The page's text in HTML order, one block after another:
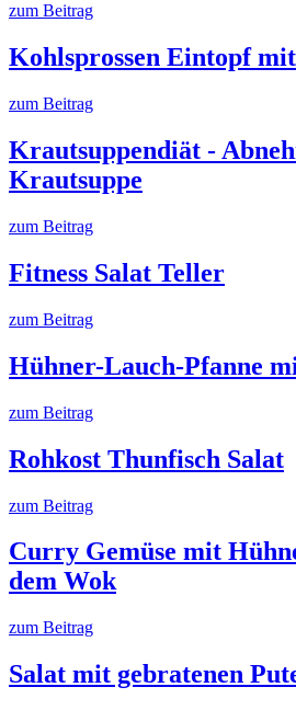
zum Beitrag
Kohlsprossen Eintopf
zum Beitrag
Krautsuppendiät -
Krautsuppe
zum Beitrag
Fitness Salat Teller
zum Beitrag
Hühner-Lauch-Pfanne
zum Beitrag
Rohkost Thunfisch Salat
zum Beitrag
Curry Gemüse mit
dem Wok
zum Beitrag
Salat mit gebratenen